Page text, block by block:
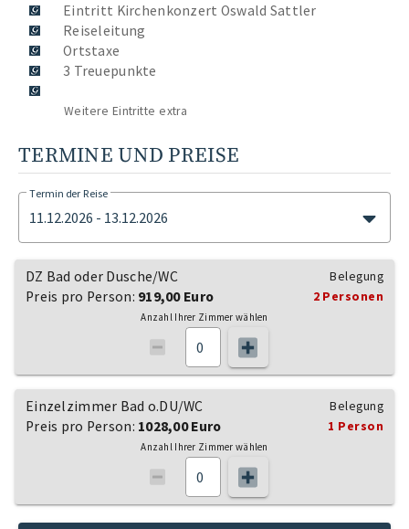
Eintritt Kirchenkonzert Oswald Sattler
Reiseleitung
Ortstaxe
3 Treuepunkte
Weitere Eintritte extra
TERMINE UND PREISE
Termin der Reise
11.12.2026 - 13.12.2026
DZ Bad oder Dusche/WC
Preis pro Person: 919,00 Euro
Belegung
2 Personen
Anzahl Ihrer Zimmer wählen
Einzelzimmer Bad o.DU/WC
Preis pro Person: 1028,00 Euro
Belegung
1 Person
Anzahl Ihrer Zimmer wählen